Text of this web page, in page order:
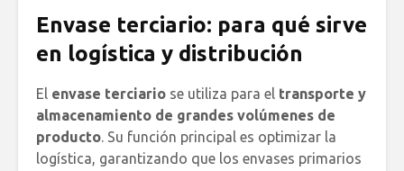
Envase terciario: para qué sirve
en logística y distribución
El envase terciario se utiliza para el transporte y
almacenamiento de grandes volúmenes de
producto . Su función principal es optimizar la
logística, garantizando que los envases primarios